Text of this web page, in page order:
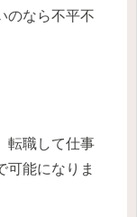
のなら不平不
転職して仕事
可能になりま